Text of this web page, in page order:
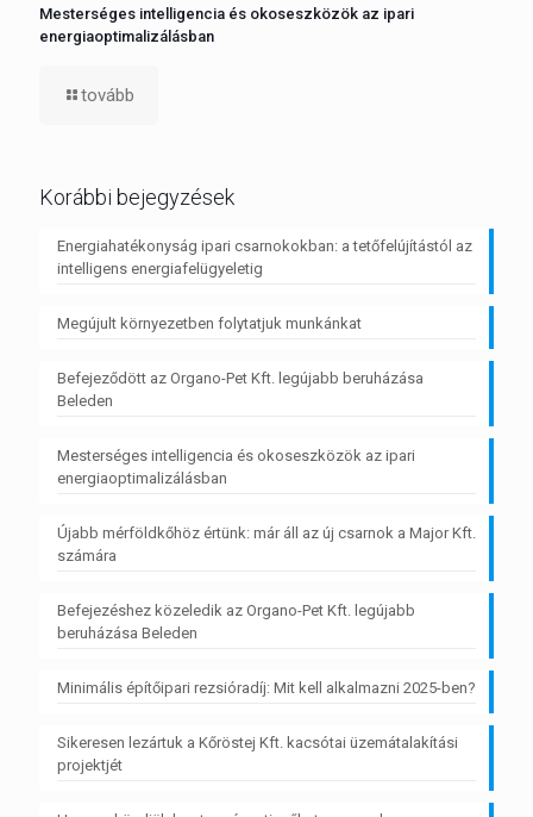
Mesterséges intelligencia és okoseszközök az ipari
energiaoptimalizálásban
tovább
Korábbi bejegyzések
Energiahatékonyság ipari csarnokokban: a tetőfelújítástól az
intelligens energiafelügyeletig
Megújult környezetben folytatjuk munkánkat
Befejeződött az Organo-Pet Kft. legújabb beruházása
Beleden
Mesterséges intelligencia és okoseszközök az ipari
energiaoptimalizálásban
Újabb mérföldkőhöz értünk: már áll az új csarnok a Major Kft.
számára
Befejezéshez közeledik az Organo-Pet Kft. legújabb
beruházása Beleden
Minimális építőipari rezsióradíj: Mit kell alkalmazni 2025-ben?
Sikeresen lezártuk a Kőröstej Kft. kacsótai üzemátalakítási
projektjét